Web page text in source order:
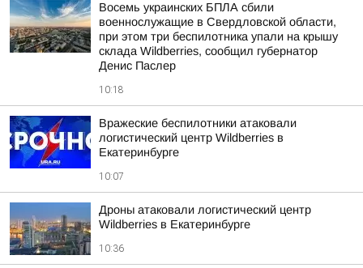
Восемь украинских БПЛА сбили
военнослужащие в Свердловской области,
при этом три беспилотника упали на крышу
склада Wildberries, сообщил губернатор
Денис Паслер
10:18
Вражеские беспилотники атаковали
логистический центр Wildberries в
Екатеринбурге
10:07
Дроны атаковали логистический центр
Wildberries в Екатеринбурге
10:36